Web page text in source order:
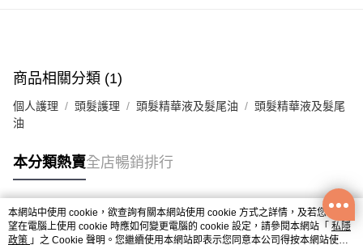
每筆HK$50.00，滿HK$200.00或以上免運費
UNY 門市自取
每筆HK$50.00，滿HK$200.00或以上免運費
商品相關分類 (1)
個人護理 頭髮護理 頭髮精華液及髮尾油
頭髮精華液及髮尾
油
本分類熱賣全店暢銷排行
熱門標籤
本網站中使用 cookie，欲查詢有關本網站使用 cookie 方式之詳情，及若您不希
望在電腦上使用 cookie 時應如何變更電腦的 cookie 設定，請參閱本網站「 私隱
政策 」之 Cookie 聲明。您繼續使用本網站即表示您同意本公司得按本網站使用